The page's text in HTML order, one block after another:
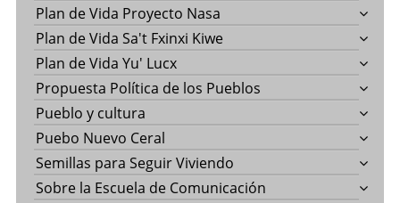
Plan de Vida Proyecto Nasa
Plan de Vida Sa't Fxinxi Kiwe
Plan de Vida Yu' Lucx
Propuesta Política de los Pueblos
Pueblo y cultura
Puebo Nuevo Ceral
Semillas para Seguir Viviendo
Sobre la Escuela de Comunicación